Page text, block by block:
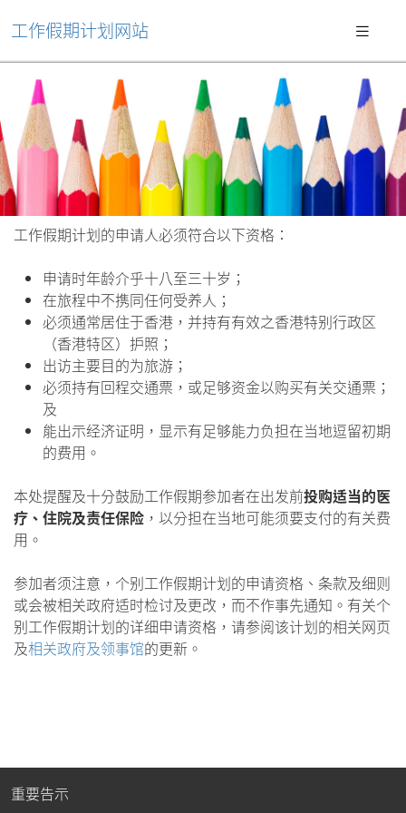
工作假期计划网站
工作假期计划的申请人必须符合以下资格：
申请时年龄介乎十八至三十岁；
在旅程中不携同任何受养人；
必须通常居住于香港，并持有有效之香港特别行政区
（香港特区）护照；
出访主要目的为旅游；
必须持有回程交通票，或足够资金以购买有关交通票；
及
能出示经济证明，显示有足够能力负担在当地逗留初期
的费用。
本处提醒及十分鼓励工作假期参加者在出发前投购适当的医
疗、住院及责任保险 ，以分担在当地可能须要支付的有关费
用。
参加者须注意，个别工作假期计划的申请资格、条款及细则
或会被相关政府适时检讨及更改，而不作事先通知。有关个
别工作假期计划的详细申请资格，请参阅该计划的相关网页
及相关政府及领事馆的更新。
重要告示